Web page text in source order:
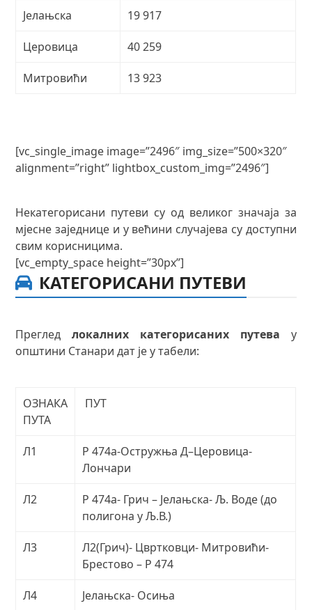
Јелањска 19 917
Церовица 40 259
Митровићи 13 923
[vc_single_image image=”2496″ img_size=”500×320″
alignment=”right” lightbox_custom_img=”2496″]
Некатегорисани путеви су од великог значаја за
мјесне заједнице и у већини случајева су доступни
свим корисницима.
[vc_empty_space height=”30px”]
КАТЕГОРИСАНИ ПУТЕВИ
Прегледлокалних категорисаних путева у
општини Станари дат је у табели:
ОЗНАКА
ПУТА
ПУТ
Л1
Р 474а-Остружња Д–Церовица-
Лончари
Л2
Р 474а- Грич – Јелањска- Љ. Воде (до
полигона у Љ.В.)
Л3
Л2(Грич)- Цвртковци- Митровићи-
Брестово – Р 474
Л4 Jелањска- Осиња